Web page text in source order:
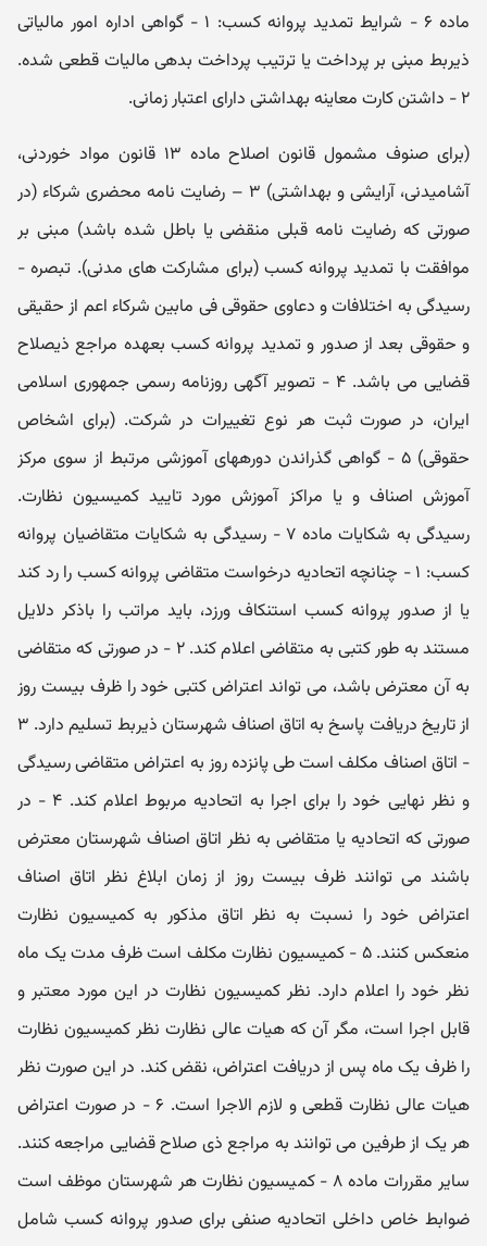
ماده ۶ - شرایط تمدید پروانه کسب: ۱ - گواهی اداره امور مالیاتی
ذیربط مبنی بر پرداخت یا ترتیب پرداخت بدهی مالیات قطعی شده.
۲ - داشتن کارت معاینه بهداشتی دارای اعتبار زمانی.
(برای صنوف مشمول قانون اصلاح ماده ۱۳ قانون مواد خوردنی،
آشامیدنی، آرایشی و بهداشتی) ۳ – رضایت ‏نامه محضری شرکاء (در
صورتی که رضایت نامه قبلی منقضی یا باطل شده باشد) مبنی بر
موافقت با تمدید پروانه کسب (برای مشارکت های مدنی). تبصره -
رسیدگی به اختلافات و دعاوی حقوقی فی ‏مابین شرکاء اعم از حقیقی
و حقوقی بعد از صدور و تمدید پروانه کسب بعهده مراجع ذیصلاح
قضایی می ‏باشد. ۴ - تصویر آگهی روزنامه رسمی جمهوری اسلامی
ایران، در صورت ثبت هر نوع تغییرات در شرکت. (برای اشخاص
حقوقی) ۵ - گواهی گذراندن دوره‏های آموزشی مرتبط از سوی مرکز
آموزش اصناف و یا مراکز آموزش مورد تایید کمیسیون نظارت.
رسیدگی به شکایات ماده ۷ - رسیدگی به شکایات متقاضیان پروانه
کسب: ۱ - چنانچه اتحادیه درخواست متقاضی پروانه کسب را رد کند
یا از صدور پروانه کسب استنکاف ورزد، باید مراتب را باذکر دلایل
مستند به طور کتبی به متقاضی اعلام کند. ۲ - در صورتی که متقاضی
به آن معترض باشد، می تواند اعتراض کتبی خود را ظرف بیست روز
از تاریخ دریافت پاسخ به اتاق اصناف شهرستان ذیربط تسلیم دارد. ۳
- اتاق اصناف مکلف است طی پانزده روز به اعتراض متقاضی رسیدگی
و نظر نهایی خود را برای اجرا به اتحادیه مربوط اعلام کند. ۴ - در
صورتی که اتحادیه یا متقاضی به نظر اتاق اصناف شهرستان معترض
باشند می توانند ظرف بیست روز از زمان ابلاغ نظر اتاق اصناف
اعتراض خود را نسبت به نظر اتاق مذکور به کمیسیون نظارت
منعکس کنند. ۵ - کمیسیون نظارت مکلف است ظرف مدت یک ماه
نظر خود را اعلام دارد. نظر کمیسیون نظارت در این مورد معتبر و
قابل اجرا است، مگر آن که هیات عالی نظارت نظر کمیسیون نظارت
را ظرف یک ماه پس از دریافت اعتراض، نقض کند. در این صورت نظر
هیات عالی نظارت قطعی و لازم الاجرا است. ۶ - در صورت اعتراض
هر یک از طرفین می توانند به مراجع ذی صلاح قضایی مراجعه کنند.
سایر مقررات ماده ۸ - کمیسیون نظارت هر شهرستان موظف است
ضوابط خاص داخلی اتحادیه صنفی برای صدور پروانه کسب شامل